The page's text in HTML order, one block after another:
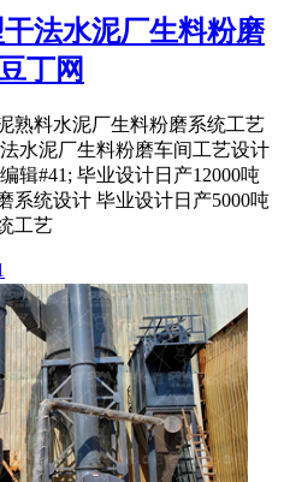
干法水泥厂生料粉磨
丁网
熟料水泥厂生料粉磨系统工艺
水泥厂生料粉磨车间工艺设计
辑#41; 毕业设计日产12000吨
系统设计 毕业设计日产5000吨
工艺